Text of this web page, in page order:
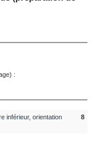
:
inférieur, orientation
8